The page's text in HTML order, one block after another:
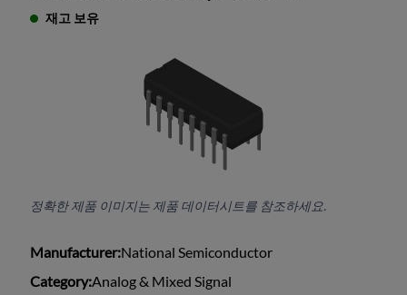
재고 보유
정확한 제품 이미지는 제품 데이터시트를 참조하세요.
Manufacturer:National Semiconductor
Category:Analog & Mixed Signal